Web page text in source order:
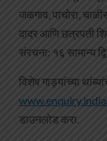
जळगाव, पाचोरा,
दादर आणि छत्रपती
संरचना: १६ सामान्य
विशेष गाड्यांच्या
डाउनलोड करा.